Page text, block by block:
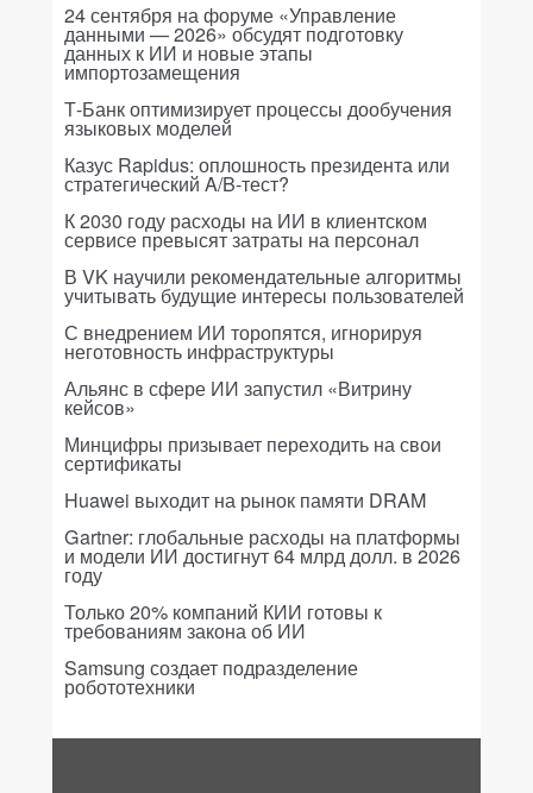
24 сентября на форуме «Управление
данными — 2026» обсудят подготовку
данных к ИИ и новые этапы
импортозамещения
Т-Банк оптимизирует процессы дообучения
языковых моделей
Казус Rapidus: оплошность президента или
стратегический A/B-тест?
К 2030 году расходы на ИИ в клиентском
сервисе превысят затраты на персонал
В VK научили рекомендательные алгоритмы
учитывать будущие интересы пользователей
С внедрением ИИ торопятся, игнорируя
неготовность инфраструктуры
Альянс в сфере ИИ запустил «Витрину
кейсов»
Минцифры призывает переходить на свои
сертификаты
Huawei выходит на рынок памяти DRAM
Gartner: глобальные расходы на платформы
и модели ИИ достигнут 64 млрд долл. в 2026
году
Только 20% компаний КИИ готовы к
требованиям закона об ИИ
Samsung создает подразделение
робототехники